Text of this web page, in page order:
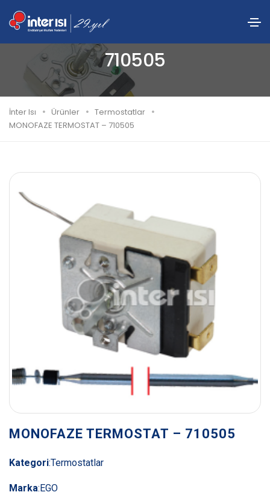
MONOFAZE TERMOSTAT –
710505
İnter Isı Ürünler
Termostatlar
MONOFAZE TERMOSTAT – 710505
MONOFAZE TERMOSTAT – 710505
Kategori:Termostatlar
Marka: EGO